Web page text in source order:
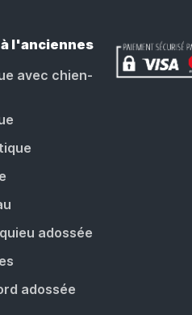
l'anciennes
avec chien-
adossée
adossée